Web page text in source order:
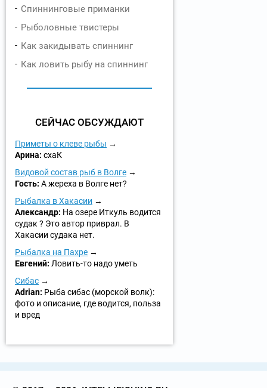
Спиннинговые приманки
Рыболовные твистеры
Как закидывать спиннинг
Как ловить рыбу на спиннинг
СЕЙЧАС ОБСУЖДАЮТ
Приметы о клеве рыбы
Арина: схаК
Видовой состав рыб в Волге
Гость: А жереха в Волге нет?
Рыбалка в Хакасии
Александр: На озере Иткуль водится
судак ? Это автор приврал. В
Хакасии судака нет.
Рыбалка на Пахре
Евгений: Ловить-то надо уметь
Сибас
Adrian: Рыба сибас (морской волк):
фото и описание, где водится, польза
и вред